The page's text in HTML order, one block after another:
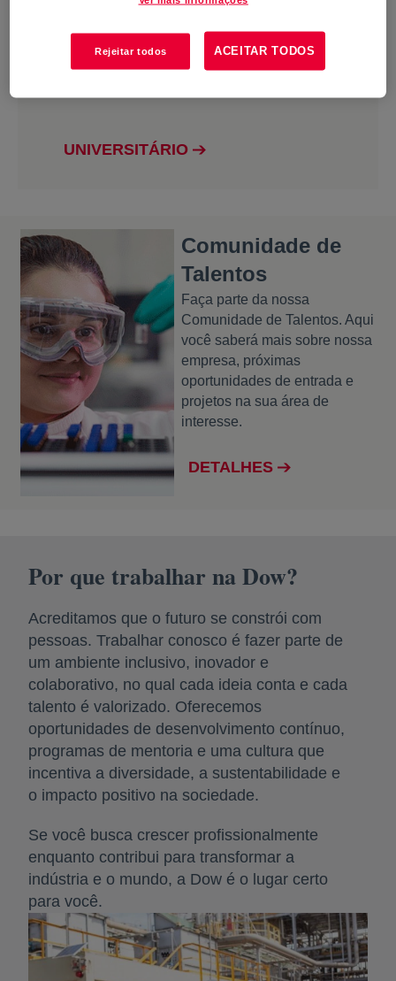
UNIVERSITÁRIO
Comunidade de
Talentos
Faça parte da nossa
Comunidade de Talentos. Aqui
você saberá mais sobre nossa
empresa, próximas
oportunidades de entrada e
projetos na sua área de
interesse.
DETALHES
abre em uma nova guia
Por que trabalhar na Dow?
Acreditamos que o futuro se constrói com
pessoas. Trabalhar conosco é fazer parte de
um ambiente inclusivo, inovador e
colaborativo, no qual cada ideia conta e cada
talento é valorizado. Oferecemos
oportunidades de desenvolvimento contínuo,
programas de mentoria e uma cultura que
incentiva a diversidade, a sustentabilidade e
o impacto positivo na sociedade.
Se você busca crescer profissionalmente
enquanto contribui para transformar a
indústria e o mundo, a Dow é o lugar certo
para você.
Rejeitar todos ACEITAR TODOS